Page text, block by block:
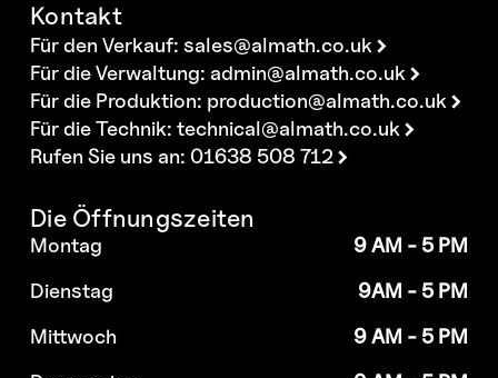
Kontakt
Für den Verkauf:sales@almath.co.uk
Für die Verwaltung: admin@almath.co.uk
Für die Produktion: production@almath.co.uk
Für die Technik:technical@almath.co.uk
Rufen Sie uns an: 01638 508 712
Die Öffnungszeiten
Montag
9 AM - 5 PM
Dienstag
9AM - 5 PM
Mittwoch
9 AM - 5 PM